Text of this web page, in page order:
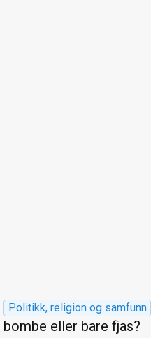
Politikk, religion og samfunn
bombe eller bare fjas?